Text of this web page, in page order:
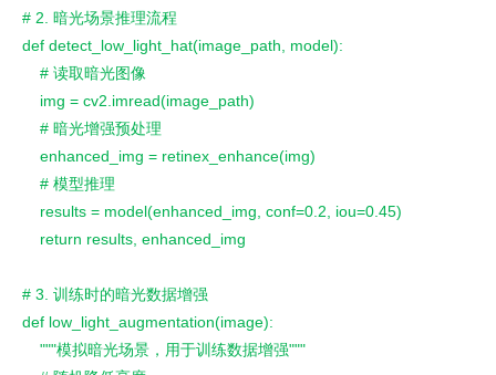
# 2. 暗光场景推理流程
def detect_low_light_hat(image_path, model):
# 读取暗光图像
img = cv2.imread(image_path)
# 暗光增强预处理
enhanced_img = retinex_enhance(img)
# 模型推理
results = model(enhanced_img, conf=0.2, iou=0.45)
return results, enhanced_img
# 3. 训练时的暗光数据增强
def low_light_augmentation(image):
"""模拟暗光场景，用于训练数据增强"""